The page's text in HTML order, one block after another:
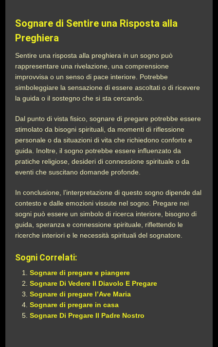
Sognare di Sentire una Risposta alla
Preghiera
Sentire una risposta alla preghiera in un sogno può
rappresentare una rivelazione, una comprensione
improvvisa o un senso di pace interiore. Potrebbe
simboleggiare la sensazione di essere ascoltati o di ricevere
la guida o il sostegno che si sta cercando.
Dal punto di vista fisico, sognare di pregare potrebbe essere
stimolato da bisogni spirituali, da momenti di riflessione
personale o da situazioni di vita che richiedono conforto e
guida. Inoltre, il sogno potrebbe essere influenzato da
pratiche religiose, desideri di connessione spirituale o da
eventi che suscitano domande profonde.
In conclusione, l’interpretazione di questo sogno dipende dal
contesto e dalle emozioni vissute nel sogno. Pregare nei
sogni può essere un simbolo di ricerca interiore, bisogno di
guida, speranza e connessione spirituale, riflettendo le
ricerche interiori e le necessità spirituali del sognatore.
Sogni Correlati:
Sognare di pregare e piangere
Sognare Di Vedere Il Diavolo E Pregare
Sognare di pregare l’Ave Maria
Sognare di pregare in casa
Sognare Di Pregare Il Padre Nostro